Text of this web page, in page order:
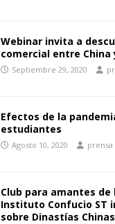
Webinar invita a
comercial entre China
Septiembre 29, 2020
Efectos de la
estudiantes
Agosto 10, 2020 prensa
Club para amantes
Instituto Confucio ST
sobre Dinastías Chinas